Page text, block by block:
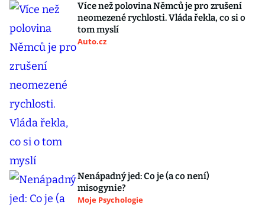
Více než polovina Němců je pro zrušení
neomezené rychlosti. Vláda řekla, co si o
tom myslí
Auto.cz
Nenápadný jed: Co je (a co není)
misogynie?
Moje Psychologie